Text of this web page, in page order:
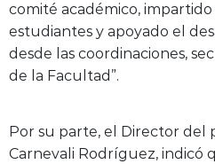
comité académico, impartido
estudiantes y apoyado el
desde las coordinaciones,
de la Facultad”.
Por su parte, el Director del
Carnevali Rodríguez, indicó